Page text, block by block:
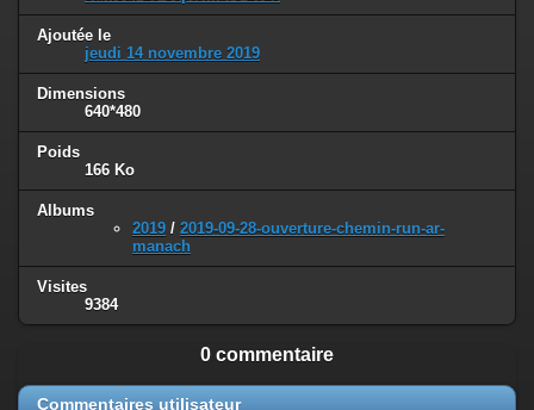
Ajoutée le
jeudi 14 novembre 2019
Dimensions
640*480
Poids
166 Ko
Albums
2019 / 2019-09-28-ouverture-chemin-run-ar-
manach
Visites
9384
0 commentaire
Commentaires utilisateur